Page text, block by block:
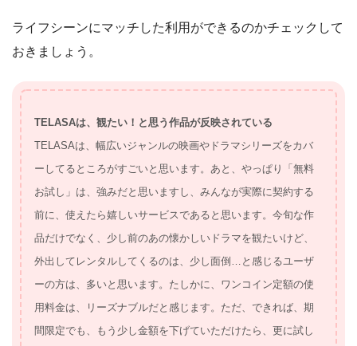
ライフシーンにマッチした利用ができるのかチェックして
おきましょう。
TELASAは、観たい！と思う作品が反映されている
TELASAは、幅広いジャンルの映画やドラマシリーズをカバ
ーしてるところがすごいと思います。あと、やっぱり「無料
お試し」は、強みだと思いますし、みんなが実際に契約する
前に、使えたら嬉しいサービスであると思います。今旬な作
品だけでなく、少し前のあの懐かしいドラマを観たいけど、
外出してレンタルしてくるのは、少し面倒…と感じるユーザ
ーの方は、多いと思います。たしかに、ワンコイン定額の使
用料金は、リーズナブルだと感じます。ただ、できれば、期
間限定でも、もう少し金額を下げていただけたら、更に試し